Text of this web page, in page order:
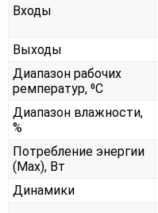
Входы
Выходы
Диапазон рабочих
ремператур, ⁰С
Диапазон влажности,
%
Потребление энергии
(Max), Вт
Динамики